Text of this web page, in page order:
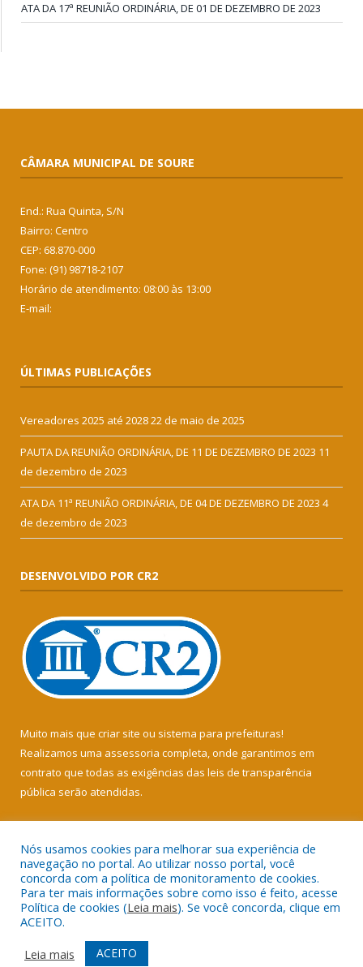
ATA DA 17ª REUNIÃO ORDINÁRIA, DE 01 DE DEZEMBRO DE 2023
CÂMARA MUNICIPAL DE SOURE
End.: Rua Quinta, S/N
Bairro: Centro
CEP: 68.870-000
Fone: (91) 98718-2107
Horário de atendimento: 08:00 às 13:00
E-mail:
ÚLTIMAS PUBLICAÇÕES
Vereadores 2025 até 202822 de maio de 2025
PAUTA DA REUNIÃO ORDINÁRIA, DE 11 DE DEZEMBRO DE 2023 11
de dezembro de 2023
ATA DA 11ª REUNIÃO ORDINÁRIA, DE 04 DE DEZEMBRO DE 2023 4
de dezembro de 2023
DESENVOLVIDO POR CR2
Muito mais que criar site ou sistema para prefeituras!
Realizamos uma assessoria completa, onde garantimos em
contrato que todas as exigências das leis de transparência
pública serão atendidas.
Todos os direitos reservados a Câmara Municipal de Soure.
Mapa do Site
Acessar Área Administrativa
Nós usamos cookies para melhorar sua experiência de
navegação no portal. Ao utilizar nosso portal, você
concorda com a política de monitoramento de cookies.
Para ter mais informações sobre como isso é feito, acesse
Política de cookies (Leia mais). Se você concorda, clique em
ACEITO.
Leia mais
ACEITO